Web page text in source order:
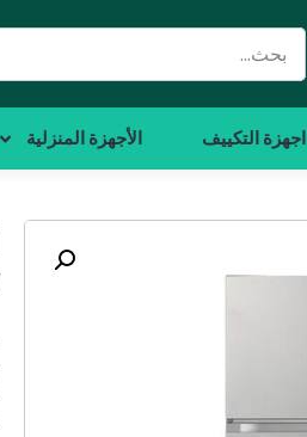
اجهزة التكييف الأجهزة المنزلية